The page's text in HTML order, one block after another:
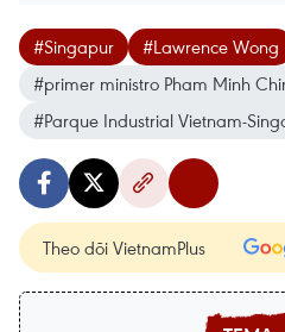
#Singapur
#Lawrence Wong
#primer ministro Pham Minh
#Parque Industrial Vietnam-
Theo dõi VietnamPlus